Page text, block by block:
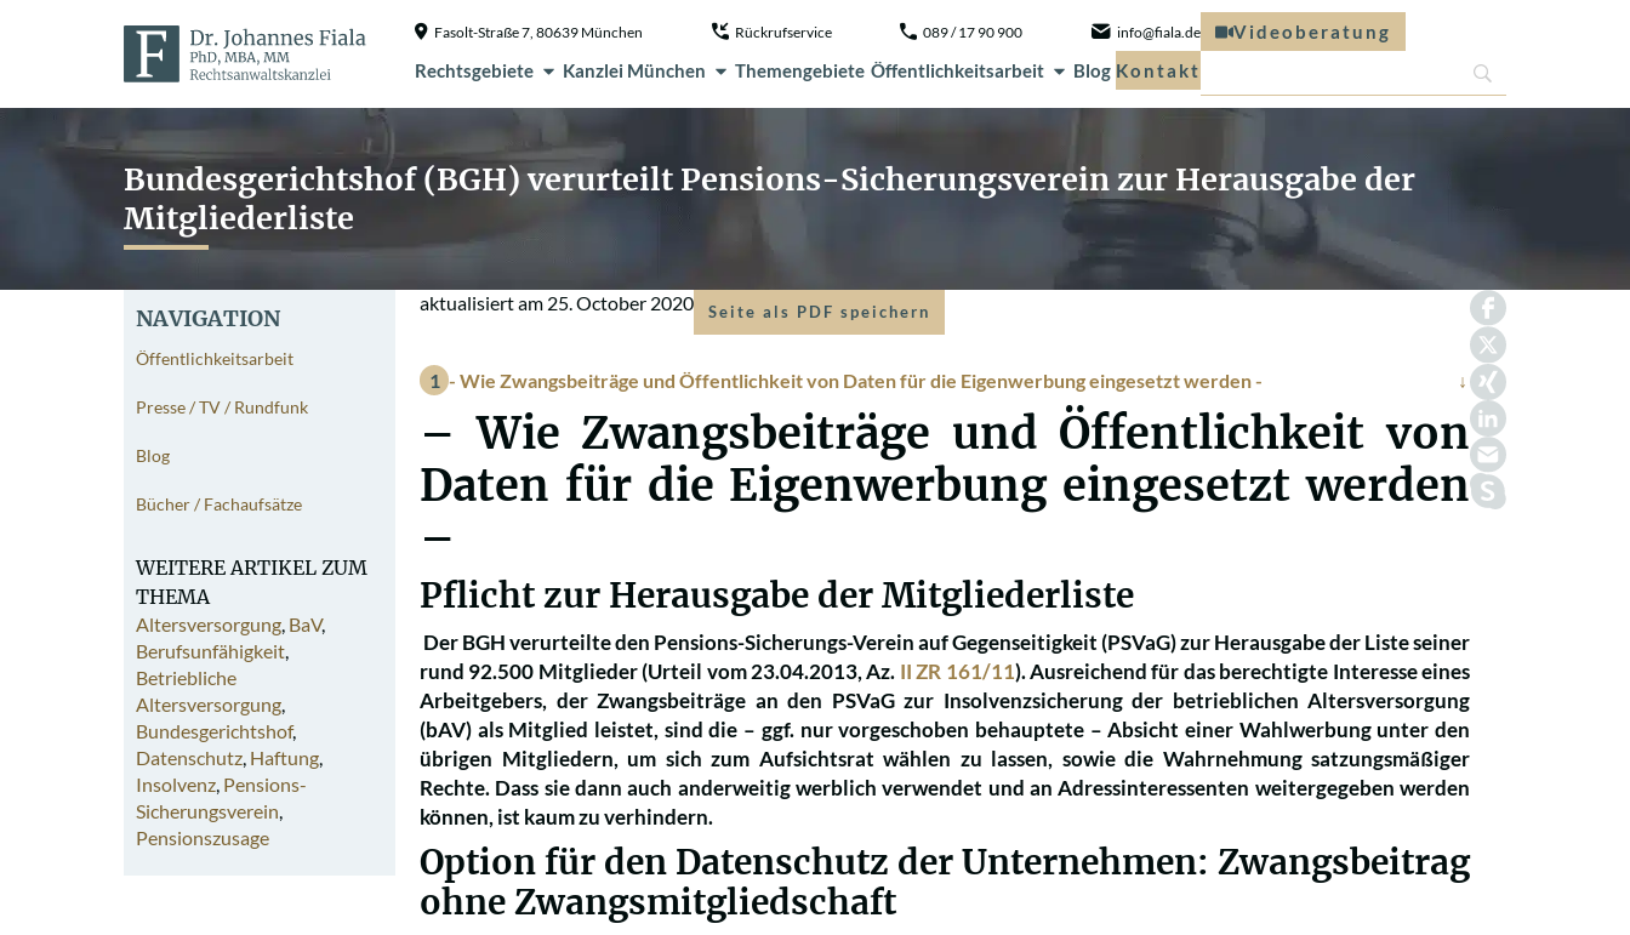
Fasolt-Straße 7, 80639 München Rückrufservice 089 / 17 90 900 info@fiala.de
Rechtsgebiete Kanzlei München Themengebiete Öffentlichkeitsarbeit Blog Kontakt
Videoberatung
Bundesgerichtshof (BGH) verurteilt Pensions-Sicherungsverein zur Herausgabe der
Mitgliederliste
NAVIGATION
Öffentlichkeitsarbeit
Presse / TV / Rundfunk
Blog
Bücher / Fachaufsätze
WEITERE ARTIKEL ZUM
THEMA
Altersversorgung, BaV,
Berufsunfähigkeit,
Betriebliche
Altersversorgung,
Bundesgerichtshof,
Datenschutz, Haftung,
Insolvenz, Pensions-
Sicherungsverein,
Pensionszusage
aktualisiert am 25. October 2020 Seite als PDF speichern
- Wie Zwangsbeiträge und Öffentlichkeit von Daten für die Eigenwerbung eingesetzt werden -
– Wie Zwangsbeiträge und Öffentlichkeit von
Daten für die Eigenwerbung eingesetzt werden
–
Pflicht zur Herausgabe der Mitgliederliste
Der BGH verurteilte den Pensions-Sicherungs-Verein auf Gegenseitigkeit (PSVaG) zur Herausgabe der Liste seiner
rund 92.500 Mitglieder (Urteil vom 23.04.2013, Az. II ZR 161/11). Ausreichend für das berechtigte Interesse eines
Arbeitgebers, der Zwangsbeiträge an den PSVaG zur Insolvenzsicherung der betrieblichen Altersversorgung
(bAV) als Mitglied leistet, sind die – ggf. nur vorgeschoben behauptete – Absicht einer Wahlwerbung unter den
übrigen Mitgliedern, um sich zum Aufsichtsrat wählen zu lassen, sowie die Wahrnehmung satzungsmäßiger
Rechte. Dass sie dann auch anderweitig werblich verwendet und an Adressinteressenten weitergegeben werden
können, ist kaum zu verhindern.
Option für den Datenschutz der Unternehmen: Zwangsbeitrag
ohne Zwangsmitgliedschaft